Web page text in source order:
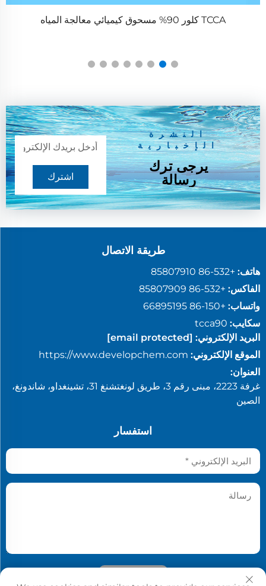
TCCA كلور 90% مسحوق كيميائي معالجة المياه
النشرة
الإخبارية
يرجى ترك
رسالة
اشترك
طريقة الاتصال
هاتف: +86-532 85807910
الفاكس: +86-532 85807909
واتساب: +86-150 66895195
سكايب: tcca90
البريد الإلكتروني: [email protected]
الموقع الإلكتروني: https://www.developchem.com
العنوان:
غرفة 2223، مبنى رقم 3، طريق لونغتشنغ 31، تشينغداو، شاندونغ،
الصين
استفسار